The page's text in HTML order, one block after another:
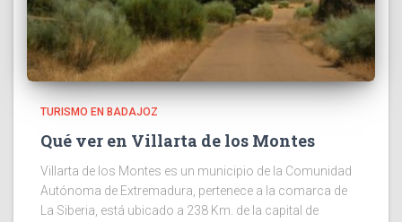
TURISMO EN BADAJOZ
Qué ver en Villarta de los Montes
Villarta de los Montes es un municipio de la Comunidad
Autónoma de Extremadura, pertenece a la comarca de
La Siberia, está ubicado a 238 Km. de la capital de